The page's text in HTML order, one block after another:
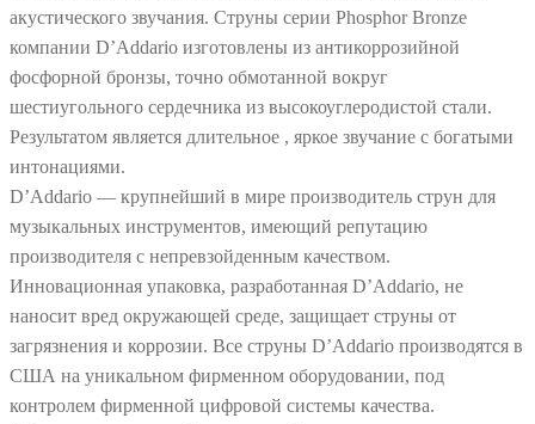
акустического звучания. Струны серии Phosphor Bronze
компании D’Addario изготовлены из антикоррозийной
фосфорной бронзы, точно обмотанной вокруг
шестиугольного сердечника из высокоуглеродистой стали.
Результатом является длительное , яркое звучание с богатыми
интонациями.
D’Addario — крупнейший в мире производитель струн для
музыкальных инструментов, имеющий репутацию
производителя с непревзойденным качеством.
Инновационная упаковка, разработанная D’Addario, не
наносит вред окружающей среде, защищает струны от
загрязнения и коррозии. Все струны D’Addario производятся в
США на уникальном фирменном оборудовании, под
контролем фирменной цифровой системы качества.